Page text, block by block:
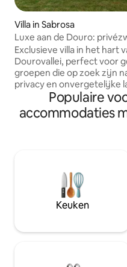
Villa in Sabrosa
Luxe aan de Douro:
uitzicht en ontbijt
Exclusieve villa in het hart
Dourovallei, perfect voor
groepen die op zoek zijn
privacy en onvergetelijke
Het is gevestigd in een
gerenoveerde voormalige
en combineert
toevluchtsoord om te
wijnstreek Douro te
accommodatie wordt
beheerd door Hopstays,
verblijf.
Populaire
accommodaties
Keuken